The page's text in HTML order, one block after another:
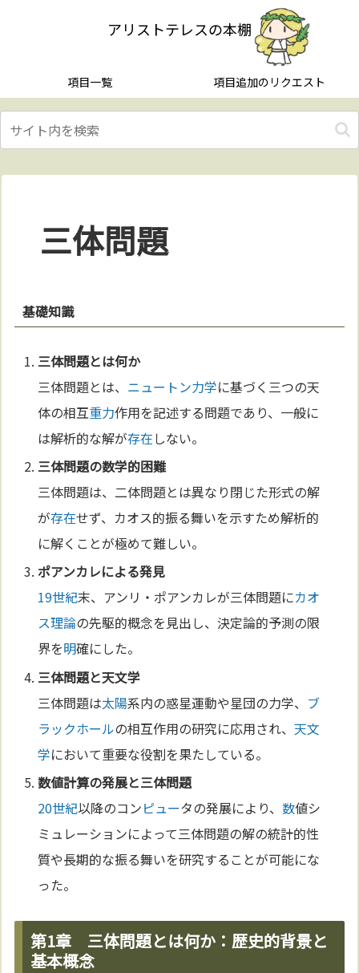
アリストテレスの本棚
項目一覧 項目追加のリクエスト
三体問題
基礎知識
三体問題とは何か
三体問題とは、 ニュートン力学に基づく三つの天
体の相互重力作用を記述する問題であり、一般に
は解析的な解が存在しない。
三体問題の数学的困難
三体問題は、二体問題とは異なり閉じた形式の解
が存在せず、カオス的振る舞いを示すため解析的
に解くことが極めて難しい。
ポアンカレによる発見
19世紀末、アンリ・ポアンカレが三体問題にカオ
ス理論の先駆的概念を見出し、決定論的予測の限
界を明確にした。
三体問題と天文学
三体問題は太陽系内の惑星運動や星団の力学、 ブ
ラックホールの相互作用の研究に応用され、天文
学において重要な役割を果たしている。
数値計算の発展と三体問題
20世紀以降のコンピュータの発展により、数値シ
ミュレーションによって三体問題の解の統計的性
質や長期的な振る舞いを研究することが可能にな
った。
第1章 三体問題とは何か：歴史的背景と
基本概念